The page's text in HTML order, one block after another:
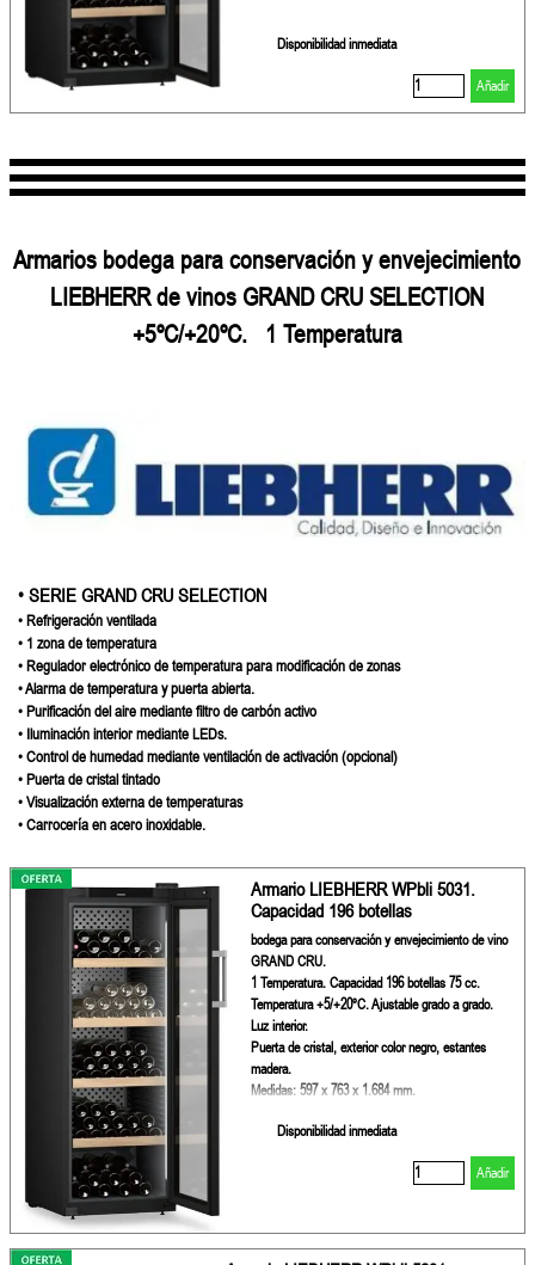
Disponibilidad inmediata
Añadir
Armarios bodega para conservación y envejecimiento
LIEBHERR de vinos GRAND CRU SELECTION
+5ºC/+20ºC.1 Temperatura
• SERIE GRAND CRU SELECTION
• Refrigeración ventilada
• 1 zona de temperatura
• Regulador electrónico de temperatura para modificación de zonas
• Alarma de temperatura y puerta abierta.
• Purificación del aire mediante filtro de carbón activo
• Iluminación interior mediante LEDs.
• Control de humedad mediante ventilación de activación (opcional)
• Puerta de cristal tintado
• Visualización externa de temperaturas
• Carrocería en acero inoxidable.
Armario LIEBHERR WPbli 5031.
Capacidad 196 botellas
bodega para conservación y envejecimiento de vino
GRAND CRU.
1 Temperatura. Capacidad 196 botellas 75 cc.
Temperatura +5/+20ºC. Ajustable grado a grado.
Luz interior.
Puerta de cristal, exterior color negro, estantes
madera.
Medidas: 597 x 763 x 1.684 mm.
Disponibilidad inmediata
Añadir